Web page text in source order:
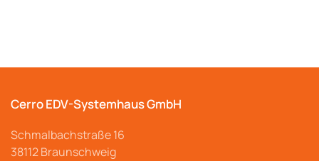
Cerro EDV-Systemhaus GmbH
Schmalbachstraße16
38112 Braunschweig